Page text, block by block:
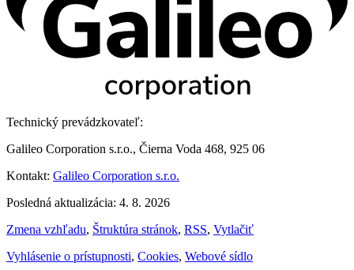
Technický prevádzkovateľ:
Galileo Corporation s.r.o., Čierna Voda 468, 925 06
Kontakt: Galileo Corporation s.r.o.
Posledná aktualizácia: 4. 8. 2026
Zmena vzhľadu, Štruktúra stránok, RSS, Vytlačiť
Vyhlásenie o prístupnosti, Cookies, Webové sídlo